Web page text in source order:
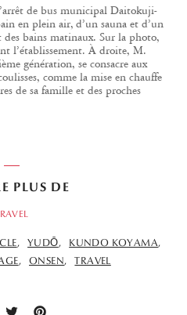
de bus municipal Daitokuji-
en plein air, d’un sauna et d’un
bains matinaux. Sur la photo,
l’établissement. À droite, M.
génération, se consacre aux
comme la mise en chauffe
de sa famille et des proches
PLUS DE
YUDŌ
KUNDO KOYAMA
ONSEN TRAVEL